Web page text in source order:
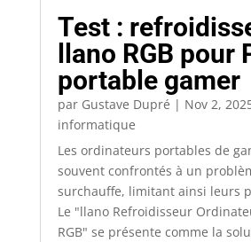
Test :
llano RGB pour
portable gamer
par Gustave Dupré | Nov 2,
informatique
Les ordinateurs portables de
souvent confrontés à un
surchauffe, limitant ainsi leurs
Le "llano Refroidisseur
RGB" se présente comme la